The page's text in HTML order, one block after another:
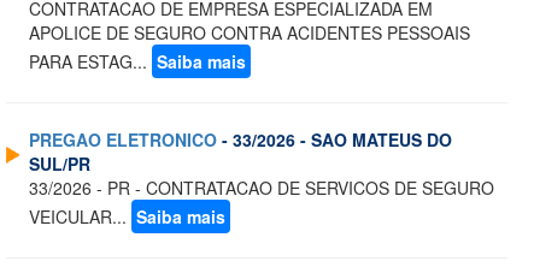
CONTRATACAO DE EMPRESA ESPECIALIZADA EM
APOLICE DE SEGURO CONTRA ACIDENTES PESSOAIS
PARA ESTAG... Saiba mais
PREGAO ELETRONICO - 33/2026 - SAO MATEUS DO
SUL/PR
33/2026 - PR - CONTRATACAO DE SERVICOS DE SEGURO
VEICULAR... Saiba mais